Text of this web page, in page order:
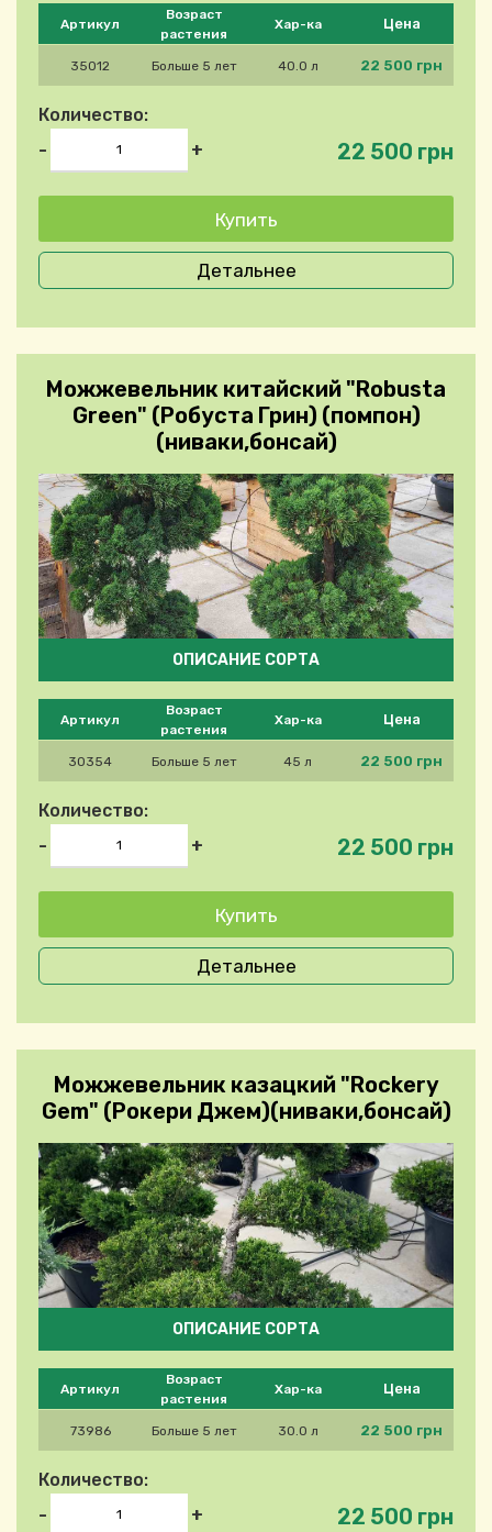
Please select product
Артикул
Возраст
растения
Хар-ка Цена
35012 Больше 5 лет 40.0 л 22 500 грн
Количество:
-
+ 22 500 грн
Детальнее
Можжевельник китайский "Robusta
Green" (Робуста Грин) (помпон)
(ниваки,бонсай)
Please select product
Артикул
Возраст
растения
Хар-ка Цена
30354 Больше 5 лет 45 л 22 500 грн
Количество:
-
+ 22 500 грн
ОПИСАНИЕ СОРТА
Детальнее
Можжевельник казацкий "Rockery
Gem" (Рокери Джем)(ниваки,бонсай)
Please select product
Артикул
Возраст
растения
Хар-ка Цена
73986 Больше 5 лет 30.0 л 22 500 грн
Количество:
-
+ 22 500 грн
ОПИСАНИЕ СОРТА